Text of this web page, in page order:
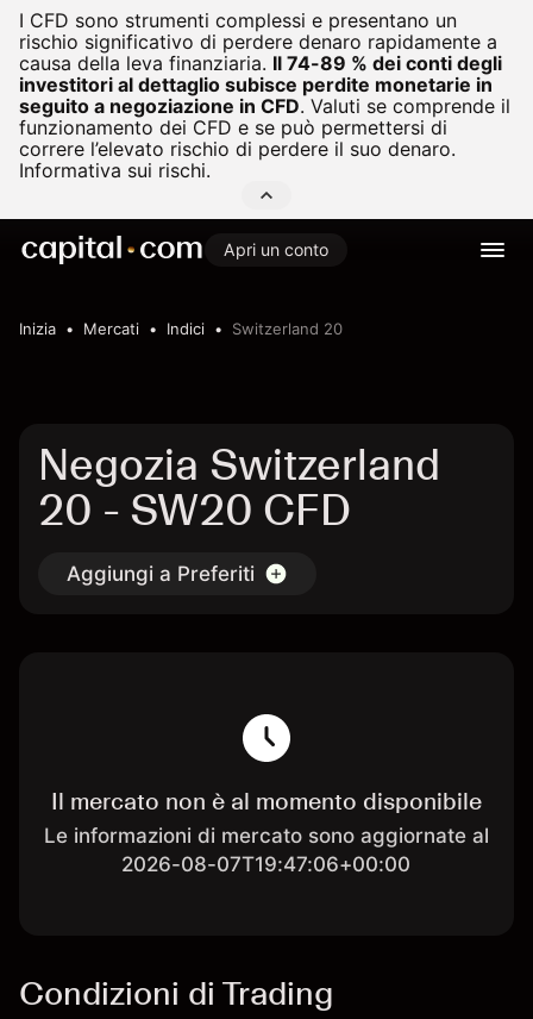
I CFD sono strumenti complessi e presentano un
rischio significativo di perdere denaro rapidamente a
causa della leva finanziaria. Il 74-89 % dei conti degli
investitori al dettaglio subisce perdite monetarie in
seguito a negoziazione in CFD. Valuti se comprende il
funzionamento dei CFD e se può permettersi di
correre l’elevato rischio di perdere il suo denaro.
Informativa sui rischi.
Apri un conto
Inizia Mercati Indici Switzerland 20
Negozia Switzerland
20 - SW20 CFD
Aggiungi a Preferiti
Il mercato non è al momento disponibile
Le informazioni di mercato sono aggiornate al
2026-08-07T19:47:06+00:00
Condizioni di Trading